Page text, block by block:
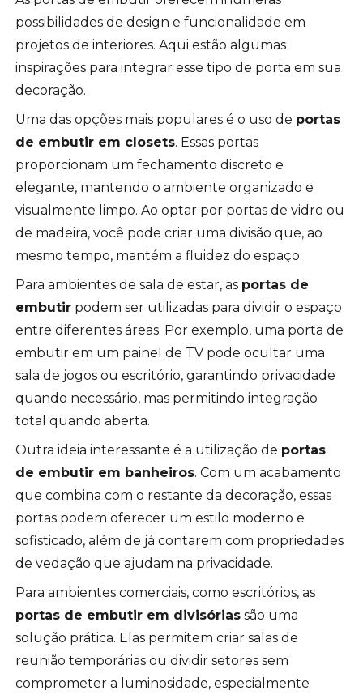
possibilidades de design e funcionalidade em
projetos de interiores. Aqui estão algumas
inspirações para integrar esse tipo de porta em sua
decoração.
Uma das opções mais populares é o uso de portas
de embutir em closets. Essas portas
proporcionam um fechamento discreto e
elegante, mantendo o ambiente organizado e
visualmente limpo. Ao optar por portas de vidro ou
de madeira, você pode criar uma divisão que, ao
mesmo tempo, mantém a fluidez do espaço.
Para ambientes de sala de estar, as portas de
embutir podem ser utilizadas para dividir o espaço
entre diferentes áreas. Por exemplo, uma porta de
embutir em um painel de TV pode ocultar uma
sala de jogos ou escritório, garantindo privacidade
quando necessário, mas permitindo integração
total quando aberta.
Outra ideia interessante é a utilização de portas
de embutir em banheiros. Com um acabamento
que combina com o restante da decoração, essas
portas podem oferecer um estilo moderno e
sofisticado, além de já contarem com propriedades
de vedação que ajudam na privacidade.
Para ambientes comerciais, como escritórios, as
portas de embutir em divisórias são uma
solução prática. Elas permitem criar salas de
reunião temporárias ou dividir setores sem
comprometer a luminosidade, especialmente